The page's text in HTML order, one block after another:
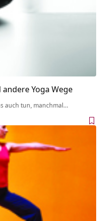
Yoga Wege
auch tun, manchmal…